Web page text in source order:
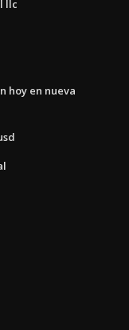
llc
hoy en nueva